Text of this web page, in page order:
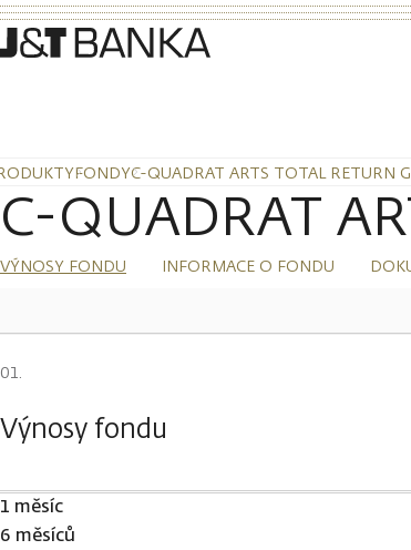
FONDYC-QUADRAT ARTS TOTAL RETURN
C-QUADRAT
VÝNOSY FONDU INFORMACE O FONDU
Výnosy fondu
1 měsíc
6 měsíců